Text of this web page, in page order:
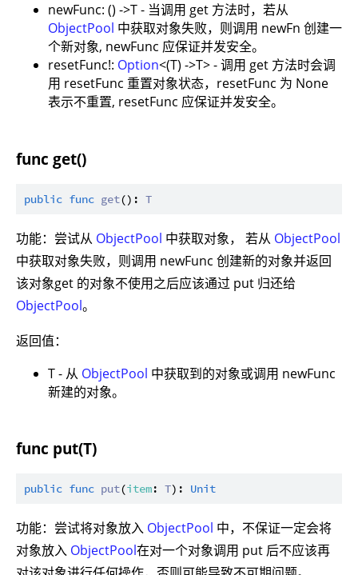
newFunc: () ->T - 当调用 get 方法时，若从
ObjectPool 中获取对象失败，则调用 newFn 创建一
个新对象, newFunc 应保证并发安全。
resetFunc!: Option<(T) ->T> - 调用 get 方法时会调
用 resetFunc 重置对象状态，resetFunc 为 None
表示不重置, resetFunc 应保证并发安全。
func get()
public func get(): T
功能：尝试从 ObjectPool 中获取对象， 若从 ObjectPool
中获取对象失败，则调用 newFunc 创建新的对象并返回
该对象get 的对象不使用之后应该通过 put 归还给
ObjectPool。
返回值：
T - 从 ObjectPool 中获取到的对象或调用 newFunc
新建的对象。
func put(T)
public func put(item: T): Unit
功能：尝试将对象放入 ObjectPool 中，不保证一定会将
对象放入 ObjectPool在对一个对象调用 put 后不应该再